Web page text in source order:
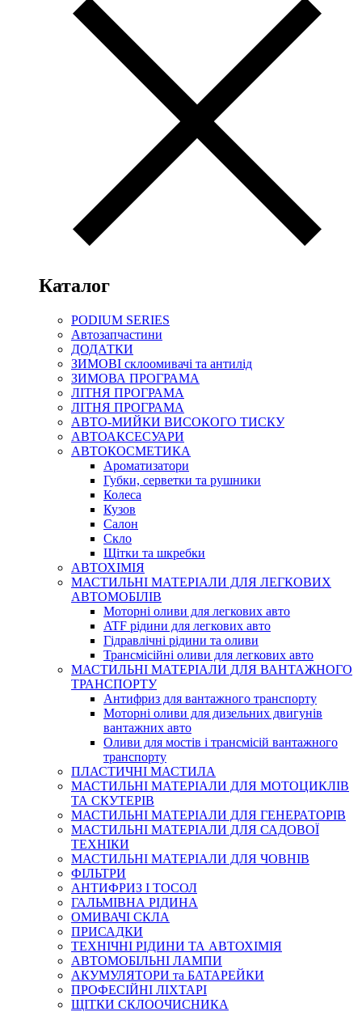
Каталог
PODIUM SERIES
Автозапчастини
ДОДАТКИ
ЗИМОВІ склоомивачі та антилід
ЗИМОВА ПРОГРАМА
ЛІТНЯ ПРОГРАМА
ЛІТНЯ ПРОГРАМА
АВТО-МИЙКИ ВИСОКОГО ТИСКУ
АВТОАКСЕСУАРИ
АВТОКОСМЕТИКА
Ароматизатори
Губки, серветки та рушники
Колеса
Кузов
Салон
Скло
Щітки та шкребки
АВТОХІМІЯ
МАСТИЛЬНІ МАТЕРІАЛИ ДЛЯ ЛЕГКОВИХ
АВТОМОБІЛІВ
Моторні оливи для легкових авто
ATF рідини для легкових авто
Гідравлічні рідини та оливи
Трансмісійні оливи для легкових авто
МАСТИЛЬНІ МАТЕРІАЛИ ДЛЯ ВАНТАЖНОГО
ТРАНСПОРТУ
Антифриз для вантажного транспорту
Моторні оливи для дизельних двигунів
вантажних авто
Оливи для мостів і трансмісій вантажного
транспорту
ПЛАСТИЧНІ МАСТИЛА
МАСТИЛЬНІ МАТЕРІАЛИ ДЛЯ МОТОЦИКЛІВ
ТА СКУТЕРІВ
МАСТИЛЬНІ МАТЕРІАЛИ ДЛЯ ГЕНЕРАТОРІВ
МАСТИЛЬНІ МАТЕРІАЛИ ДЛЯ САДОВОЇ
ТЕХНІКИ
МАСТИЛЬНІ МАТЕРІАЛИ ДЛЯ ЧОВНІВ
ФІЛЬТРИ
АНТИФРИЗ І ТОСОЛ
ГАЛЬМІВНА РІДИНА
ОМИВАЧІ СКЛА
ПРИСАДКИ
ТЕХНІЧНІ РІДИНИ ТА АВТОХІМІЯ
АВТОМОБІЛЬНІ ЛАМПИ
АКУМУЛЯТОРИ та БАТАРЕЙКИ
ПРОФЕСІЙНІ ЛІХТАРІ
ЩІТКИ СКЛООЧИСНИКА